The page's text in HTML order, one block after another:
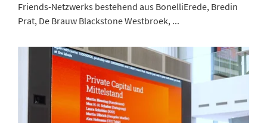
Friends-Netzwerks bestehend aus BonelliErede, Bredin
Prat, De Brauw Blackstone Westbroek, ...